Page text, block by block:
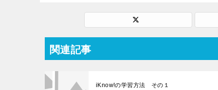
関連記事
iKnow!の学習方法 その１